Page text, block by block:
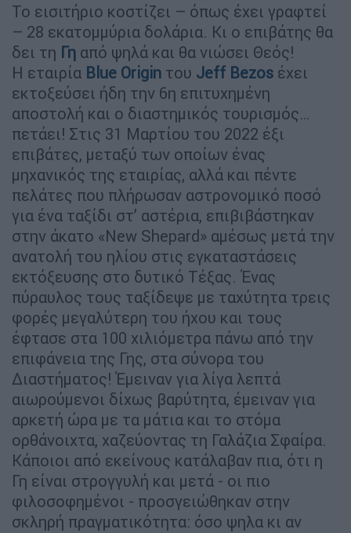
Το εισιτήριο κοστίζει – όπως έχει γραφτεί
– 28 εκατομμύρια δολάρια. Κι ο επιβάτης θα
δει τη Γη από ψηλά και θα νιώσει Θεός!
Η εταιρία Blue Origin του Jeff Bezos έχει
εκτοξεύσει ήδη την 6η επιτυχημένη
αποστολή και ο διαστημικός τουρισμός…
πετάει! Στις 31 Μαρτίου του 2022 έξι
επιβάτες, μεταξύ των οποίων ένας
μηχανικός της εταιρίας, αλλά και πέντε
πελάτες που πλήρωσαν αστρονομικό ποσό
για ένα ταξίδι στ’ αστέρια, επιβιβάστηκαν
στην άκατο «New Shepard» αμέσως μετά την
ανατολή του ηλίου στις εγκαταστάσεις
εκτόξευσης στο δυτικό Τέξας. Ένας
πύραυλος τους ταξίδεψε με ταχύτητα τρεις
φορές μεγαλύτερη του ήχου και τους
έφτασε στα 100 χιλιόμετρα πάνω από την
επιφάνεια της Γης, στα σύνορα του
Διαστήματος! Έμειναν για λίγα λεπτά
αιωρούμενοι δίχως βαρύτητα, έμειναν για
αρκετή ώρα με τα μάτια και το στόμα
ορθάνοιχτα, χαζεύοντας τη Γαλάζια Σφαίρα.
Κάποιοι από εκείνους κατάλαβαν πια, ότι η
Γη είναι στρογγυλή και μετά - οι πιο
φιλοσοφημένοι - προσγειώθηκαν στην
σκληρή πραγματικότητα: όσο ψηλα κι αν